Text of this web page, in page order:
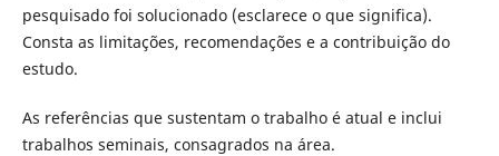
pesquisado foi solucionado (esclarece o que significa).
Consta as limitações, recomendações e a contribuição do
estudo.
As referências que sustentam o trabalho é atual e inclui
trabalhos seminais, consagrados na área.